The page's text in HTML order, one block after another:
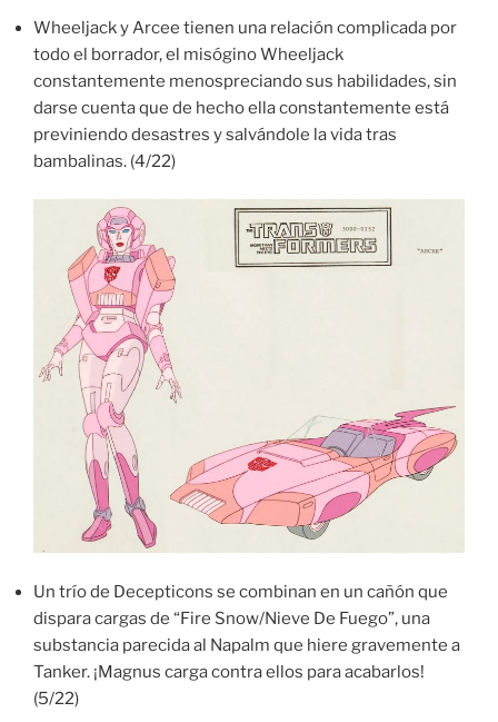
Wheeljack y Arcee tienen una relación complicada por
todo el borrador, el misógino Wheeljack
constantemente menospreciando sus habilidades, sin
darse cuenta que de hecho ella constantemente está
previniendo desastres y salvándole la vida tras
bambalinas. (4/22)
Un trío de Decepticons se combinan en un cañón que
dispara cargas de “Fire Snow/Nieve De Fuego”, una
substancia parecida al Napalm que hiere gravemente a
Tanker. ¡Magnus carga contra ellos para acabarlos!
(5/22)